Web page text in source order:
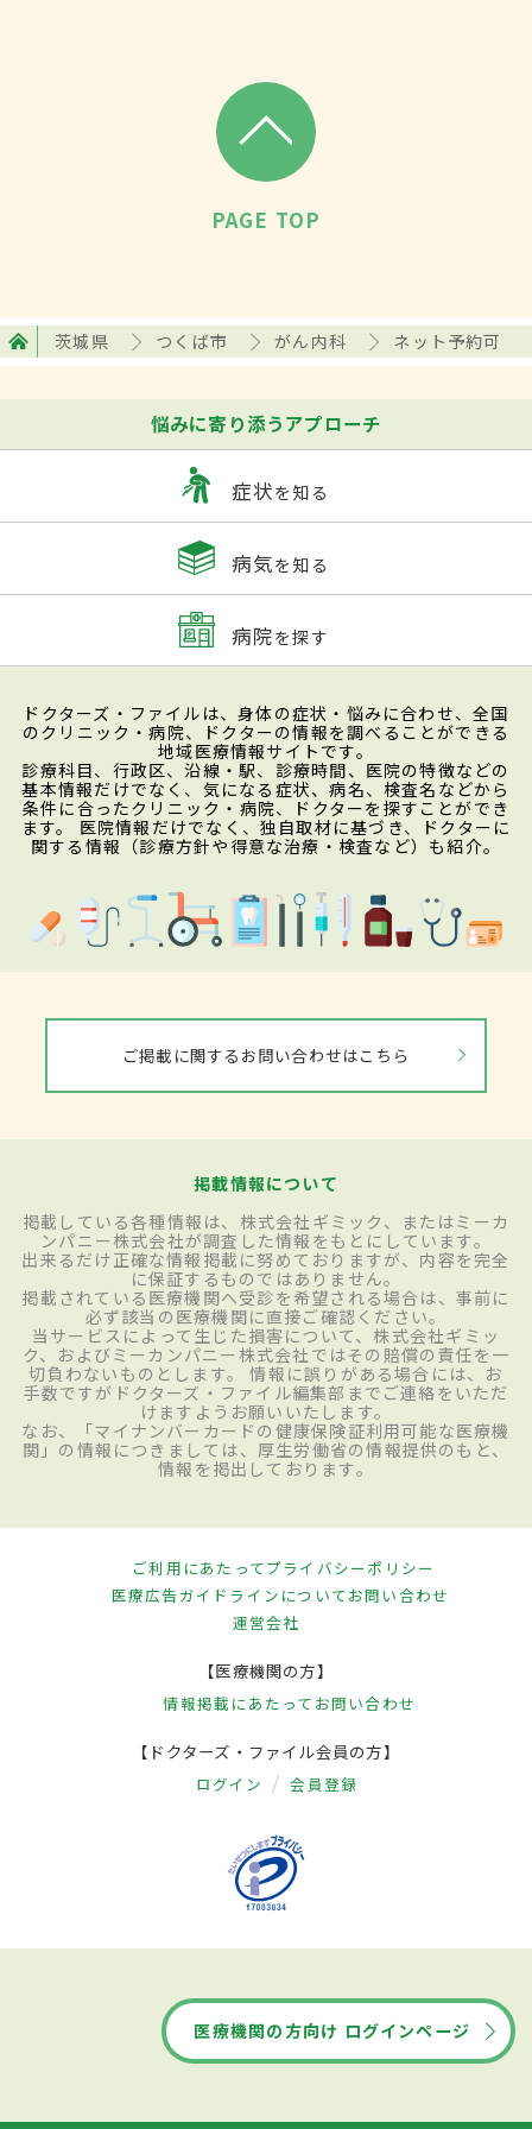
PAGE TOP
茨城県 つくば市 がん内科 ネット予約可
悩みに寄り添うアプローチ
症状を知る
病気を知る
病院を探す
ドクターズ・ファイルは、身体の症状・悩みに合わせ、全国
のクリニック・病院、ドクターの情報を調べることができる
地域医療情報サイトです。
診療科目、行政区、沿線・駅、診療時間、医院の特徴などの
基本情報だけでなく、気になる症状、病名、検査名などから
条件に合ったクリニック・病院、ドクターを探すことができ
ます。 医院情報だけでなく、独自取材に基づき、ドクターに
関する情報（診療方針や得意な治療・検査など）も紹介。
ご掲載に関するお問い合わせはこちら
掲載情報について
掲載している各種情報は、株式会社ギミック、またはミーカ
ンパニー株式会社が調査した情報をもとにしています。
出来るだけ正確な情報掲載に努めておりますが、内容を完全
に保証するものではありません。
掲載されている医療機関へ受診を希望される場合は、事前に
必ず該当の医療機関に直接ご確認ください。
当サービスによって生じた損害について、株式会社ギミッ
ク、およびミーカンパニー株式会社ではその賠償の責任を一
切負わないものとします。 情報に誤りがある場合には、お
手数ですがドクターズ・ファイル編集部までご連絡をいただ
けますようお願いいたします。
なお、「マイナンバーカードの健康保険証利用可能な医療機
関」の情報につきましては、厚生労働省の情報提供のもと、
情報を掲出しております。
ご利用にあたってプライバシーポリシー
医療広告ガイドラインについてお問い合わせ
運営会社
【医療機関の方】
情報掲載にあたって お問い合わせ
【ドクターズ・ファイル会員の方】
ログイン 会員登録
医療機関の方向け ログインページ